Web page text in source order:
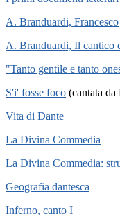
A. Branduardi, Francesco
A. Branduardi, Il cantico
"Tanto gentile e tanto
S'i' fosse foco (cantata
Vita di Dante
La Divina Commedia
La Divina Commedia:
Geografia dantesca
Inferno, canto I